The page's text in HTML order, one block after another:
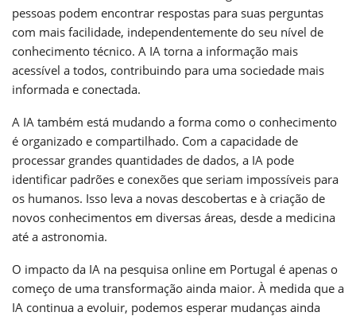
pessoas podem encontrar respostas para suas perguntas
com mais facilidade, independentemente do seu nível de
conhecimento técnico. A IA torna a informação mais
acessível a todos, contribuindo para uma sociedade mais
informada e conectada.
A IA também está mudando a forma como o conhecimento
é organizado e compartilhado. Com a capacidade de
processar grandes quantidades de dados, a IA pode
identificar padrões e conexões que seriam impossíveis para
os humanos. Isso leva a novas descobertas e à criação de
novos conhecimentos em diversas áreas, desde a medicina
até a astronomia.
O impacto da IA na pesquisa online em Portugal é apenas o
começo de uma transformação ainda maior. À medida que a
IA continua a evoluir, podemos esperar mudanças ainda